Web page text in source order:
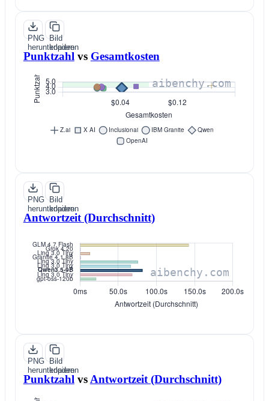
PNG
herunterladen
Bild
kopieren
Punktzahl vs Gesamtkosten
PNG
herunterladen
Bild
kopieren
Antwortzeit (Durchschnitt)
PNG
herunterladen
Bild
kopieren
Punktzahl vs Antwortzeit (Durchschnitt)